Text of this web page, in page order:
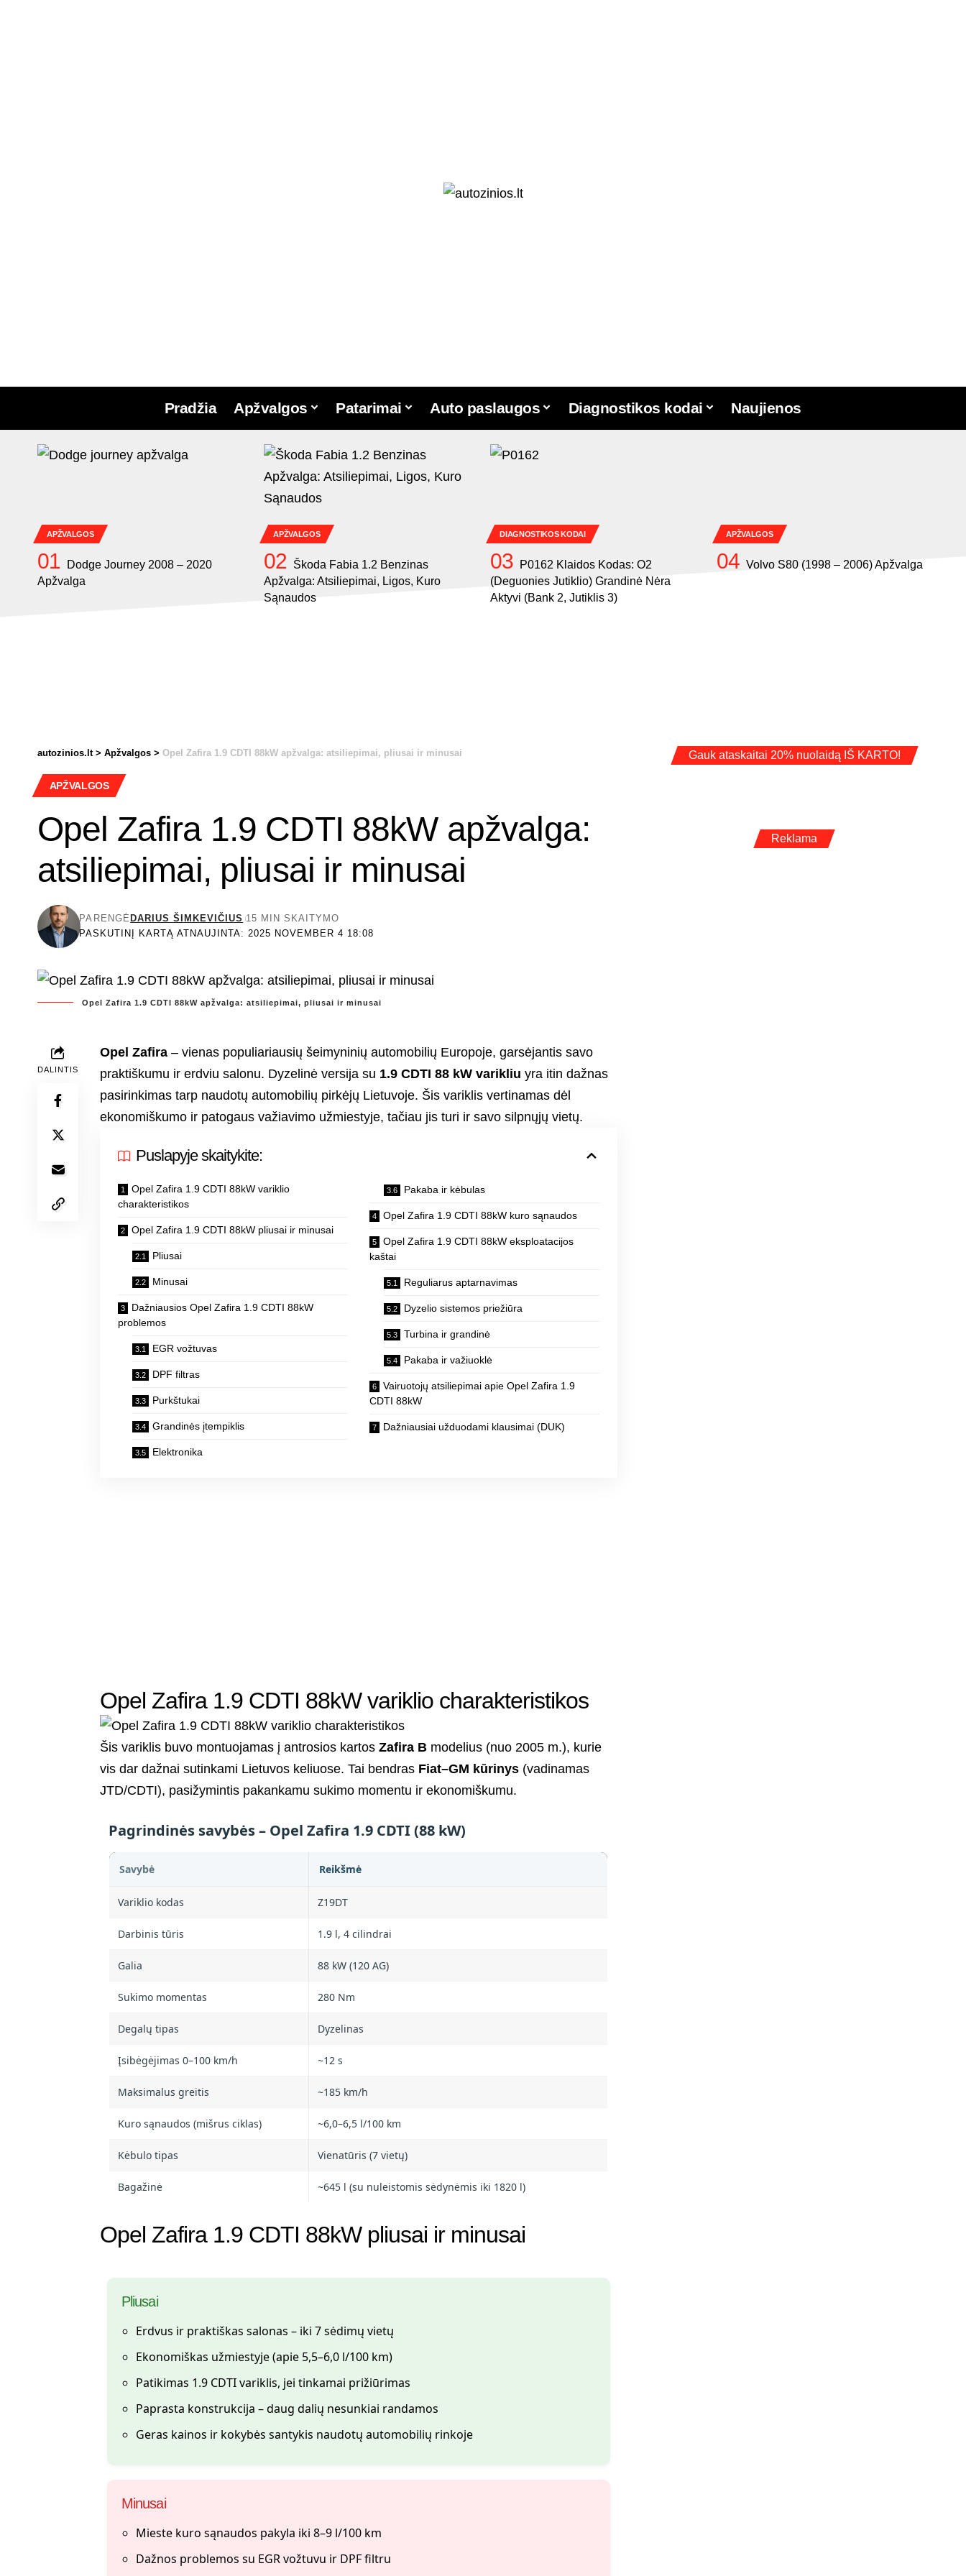
Pradžia Apžvalgos Patarimai Auto paslaugos Diagnostikos kodai Naujienos
APŽVALGOS
Dodge Journey 2008 – 2020
Apžvalga
APŽVALGOS
Škoda Fabia 1.2 Benzinas
Apžvalga: Atsiliepimai, Ligos, Kuro
Sąnaudos
DIAGNOSTIKOS KODAI
P0162 Klaidos Kodas: O2
(Deguonies Jutiklio) Grandinė Nėra
Aktyvi (Bank 2, Jutiklis 3)
APŽVALGOS
Volvo S80 (1998 – 2006) Apžvalga
autozinios.lt> Apžvalgos > Opel Zafira 1.9 CDTI 88kW apžvalga: atsiliepimai, pliusai ir minusai
APŽVALGOS
Opel Zafira 1.9 CDTI 88kW apžvalga:
atsiliepimai, pliusai ir minusai
PASKUTINĮ KARTĄ ATNAUJINTA: 2025 NOVEMBER 4 18:08
PARENGĖ DARIUS ŠIMKEVIČIUS 15 MIN SKAITYMO
Opel Zafira 1.9 CDTI 88kW apžvalga: atsiliepimai, pliusai ir minusai
DALINTIS
Opel Zafira – vienas populiariausių šeimyninių automobilių Europoje, garsėjantis savo
praktiškumu ir erdviu salonu. Dyzelinė versija su 1.9 CDTI 88 kW varikliu yra itin dažnas
pasirinkimas tarp naudotų automobilių pirkėjų Lietuvoje. Šis variklis vertinamas dėl
ekonomiškumo ir patogaus važiavimo užmiestyje, tačiau jis turi ir savo silpnųjų vietų.
Puslapyje skaitykite:
Opel Zafira 1.9 CDTI 88kW variklio
charakteristikos
Opel Zafira 1.9 CDTI 88kW pliusai ir minusai
Pliusai
Minusai
Dažniausios Opel Zafira 1.9 CDTI 88kW
problemos
EGR vožtuvas
DPF filtras
Purkštukai
Grandinės įtempiklis
Elektronika
Pakaba ir kėbulas
Opel Zafira 1.9 CDTI 88kW kuro sąnaudos
Opel Zafira 1.9 CDTI 88kW eksploatacijos
kaštai
Reguliarus aptarnavimas
Dyzelio sistemos priežiūra
Turbina ir grandinė
Pakaba ir važiuoklė
Vairuotojų atsiliepimai apie Opel Zafira 1.9
CDTI 88kW
Dažniausiai užduodami klausimai (DUK)
Opel Zafira 1.9 CDTI 88kW variklio charakteristikos
Šis variklis buvo montuojamas į antrosios kartosZafira B modelius (nuo 2005 m.), kurie
vis dar dažnai sutinkami Lietuvos keliuose. Tai bendras Fiat–GM kūrinys (vadinamas
JTD/CDTI), pasižymintis pakankamu sukimo momentu ir ekonomiškumu.
Pagrindinės savybės – Opel Zafira 1.9 CDTI (88 kW)
Savybė Reikšmė
Variklio kodas Z19DT
Darbinis tūris 1.9 l, 4 cilindrai
Galia 88 kW (120 AG)
Sukimo momentas 280 Nm
Degalų tipas Dyzelinas
Įsibėgėjimas 0–100 km/h ~12 s
Maksimalus greitis ~185 km/h
Kuro sąnaudos (mišrus ciklas) ~6,0–6,5 l/100 km
Kėbulo tipas Vienatūris (7 vietų)
Bagažinė ~645 l (su nuleistomis sėdynėmis iki 1820 l)
Opel Zafira 1.9 CDTI 88kW pliusai ir minusai
Pliusai
Erdvus ir praktiškas salonas – iki 7 sėdimų vietų
Ekonomiškas užmiestyje (apie 5,5–6,0 l/100 km)
Patikimas 1.9 CDTI variklis, jei tinkamai prižiūrimas
Paprasta konstrukcija – daug dalių nesunkiai randamos
Geras kainos ir kokybės santykis naudotų automobilių rinkoje
Minusai
Mieste kuro sąnaudos pakyla iki 8–9 l/100 km
Dažnos problemos su EGR vožtuvu ir DPF filtru
Gauk ataskaitai 20% nuolaidą IŠ KARTO!
Reklama